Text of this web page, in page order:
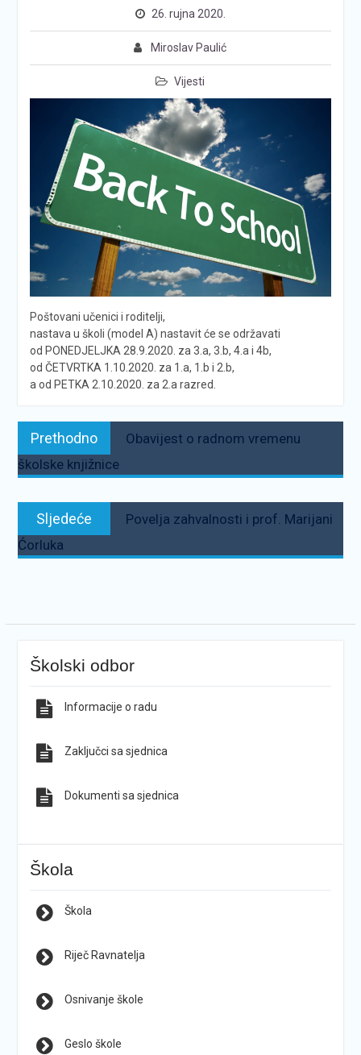
26. rujna 2020.
Miroslav Paulić
Vijesti
Poštovani učenici i roditelji,
nastava u školi (model A) nastavit će se održavati
od PONEDJELJKA 28.9.2020. za 3.a, 3.b, 4.a i 4b,
od ČETVRTKA 1.10.2020. za 1.a, 1.b i 2.b,
a od PETKA 2.10.2020. za 2.a razred.
Navigacija
objava
Prethodno
Obavijest o radnom vremenu
školske knjižnice
Sljedeće
Povelja zahvalnosti i prof. Marijani
Ćorluka
Školski odbor
Informacije o radu
Zaključci sa sjednica
Dokumenti sa sjednica
Škola
Škola
Riječ Ravnatelja
Osnivanje škole
Geslo škole